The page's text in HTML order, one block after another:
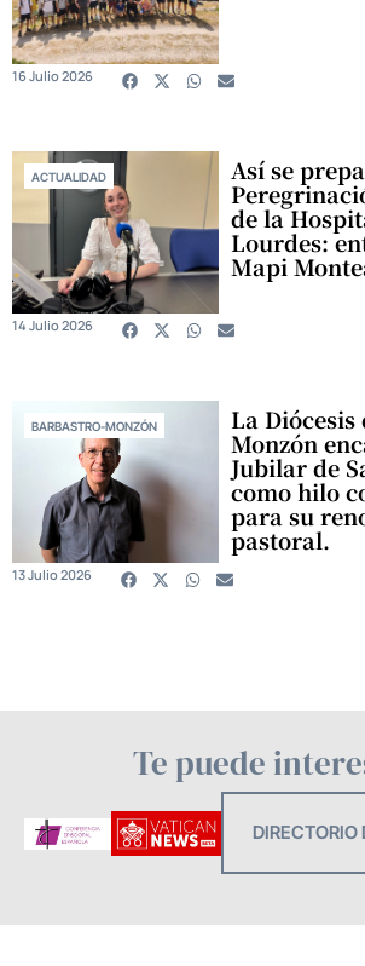
16 Julio 2026
ACTUALIDAD Así se
de la
Lourdes:
Mapi
14 Julio 2026
BARBASTRO-MONZÓN La
Monzón
Jubilar de
como hilo
para su
pastoral.
13 Julio 2026
Te puede
DIRECTORIO